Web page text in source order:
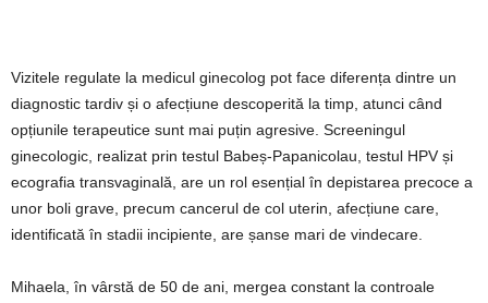
Vizitele regulate la medicul ginecolog pot face diferența dintre un
diagnostic tardiv și o afecțiune descoperită la timp, atunci când
opțiunile terapeutice sunt mai puțin agresive. Screeningul
ginecologic, realizat prin testul Babeș-Papanicolau, testul HPV și
ecografia transvaginală, are un rol esențial în depistarea precoce a
unor boli grave, precum cancerul de col uterin, afecțiune care,
identificată în stadii incipiente, are șanse mari de vindecare.
Mihaela, în vârstă de 50 de ani, mergea constant la controale